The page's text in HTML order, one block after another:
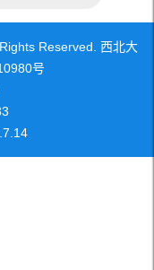
Reserved. 西北大
号
7 14